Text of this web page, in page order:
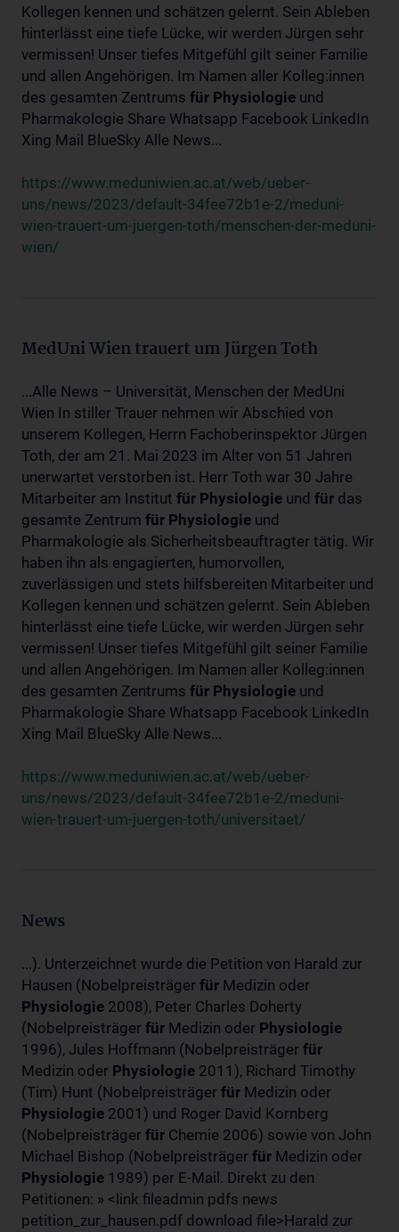
Kollegen kennen und schätzen gelernt. Sein Ableben
hinterlässt eine tiefe Lücke, wir werden Jürgen sehr
vermissen! Unser tiefes Mitgefühl gilt seiner Familie
und allen Angehörigen. Im Namen aller Kolleg:innen
des gesamten Zentrums für Physiologie und
Pharmakologie Share Whatsapp Facebook LinkedIn
Xing Mail BlueSky Alle News...
https://www.meduniwien.ac.at/web/ueber-
uns/news/2023/default-34fee72b1e-2/meduni-
wien-trauert-um-juergen-toth/menschen-der-meduni-
wien/
MedUni Wien trauert um Jürgen Toth
...Alle News – Universität, Menschen der MedUni
Wien In stiller Trauer nehmen wir Abschied von
unserem Kollegen, Herrn Fachoberinspektor Jürgen
Toth, der am 21. Mai 2023 im Alter von 51 Jahren
unerwartet verstorben ist. Herr Toth war 30 Jahre
Mitarbeiter am Institut für Physiologie und für das
gesamte Zentrum für Physiologie und
Pharmakologie als Sicherheitsbeauftragter tätig. Wir
haben ihn als engagierten, humorvollen,
zuverlässigen und stets hilfsbereiten Mitarbeiter und
Kollegen kennen und schätzen gelernt. Sein Ableben
hinterlässt eine tiefe Lücke, wir werden Jürgen sehr
vermissen! Unser tiefes Mitgefühl gilt seiner Familie
und allen Angehörigen. Im Namen aller Kolleg:innen
des gesamten Zentrums für Physiologie und
Pharmakologie Share Whatsapp Facebook LinkedIn
Xing Mail BlueSky Alle News...
https://www.meduniwien.ac.at/web/ueber-
uns/news/2023/default-34fee72b1e-2/meduni-
wien-trauert-um-juergen-toth/universitaet/
News
...). Unterzeichnet wurde die Petition von Harald zur
Hausen (Nobelpreisträger für Medizin oder
Physiologie 2008), Peter Charles Doherty
(Nobelpreisträger für Medizin oder Physiologie
1996), Jules Hoffmann (Nobelpreisträger für
Medizin oder Physiologie 2011), Richard Timothy
(Tim) Hunt (Nobelpreisträger für Medizin oder
Physiologie 2001) und Roger David Kornberg
(Nobelpreisträger für Chemie 2006) sowie von John
Michael Bishop (Nobelpreisträger für Medizin oder
Physiologie 1989) per E-Mail. Direkt zu den
Petitionen: » <link fileadmin pdfs news
petition_zur_hausen.pdf download file>Harald zur